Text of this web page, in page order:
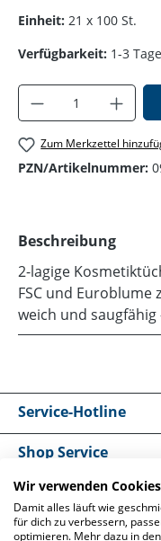
Einheit: 21 x 100 St.
Verfügbarkeit: 1-3 Tage
Produkt
Zum Merkzettel
PZN/Artikelnummer:
Beschreibung
2-lagige
FSC und
weich und
Service-Hotline
Shop Service
Informationen
Wir verwenden Cookies
Damit alles läuft wie
für dich zu verbessern,
optimieren. Mehr dazu in